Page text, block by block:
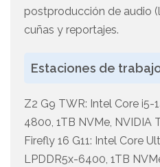
postproducción de audio
cuñas y reportajes.
Estaciones de
Z2 G9 TWR: Intel Core i5-
4800, 1TB NVMe, NVIDIA
Firefly 16 G11: Intel Core
LPDDR5x-6400, 1TB